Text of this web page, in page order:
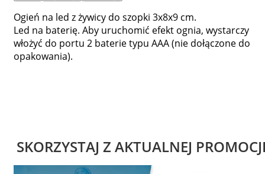
Ogień na led z żywicy do szopki 3x8x9 cm.
Led na baterię. Aby uruchomić efekt ognia, wystarczy
włożyć do portu 2 baterie typu AAA (nie dołączone do
opakowania).
SKORZYSTAJ Z AKTUALNEJ